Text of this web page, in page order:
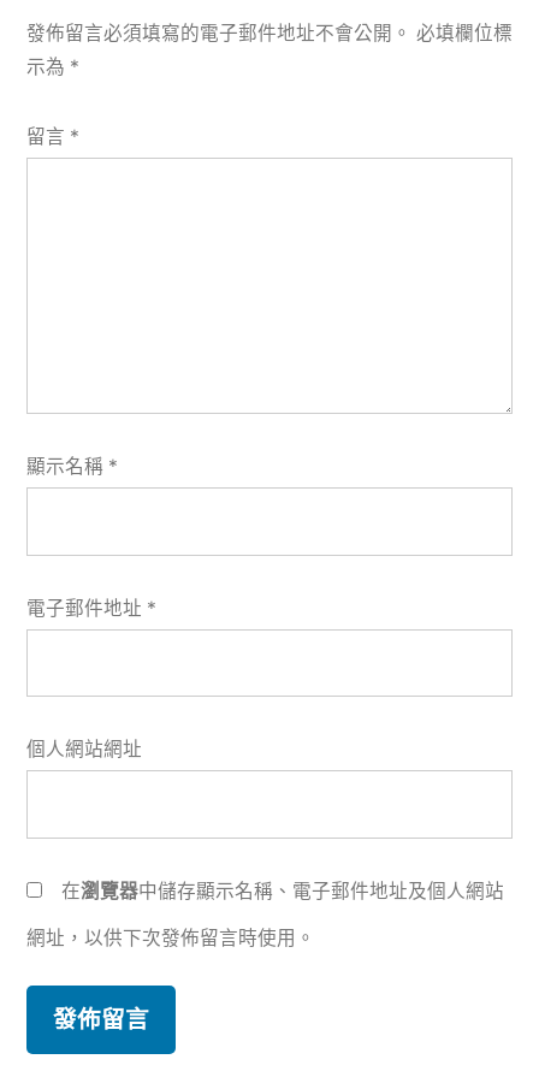
發佈留言必須填寫的電子郵件地址不會公開。 必填欄位標
示為 *
留言 *
顯示名稱 *
電子郵件地址 *
個人網站網址
在瀏覽器中儲存顯示名稱、電子郵件地址及個人網站
網址，以供下次發佈留言時使用。